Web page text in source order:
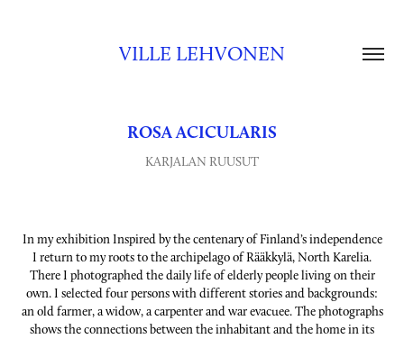
VILLE LEHVONEN
ROSA ACICULARIS
KARJALAN RUUSUT
In my exhibition Inspired by the centenary of Finland’s independence
I return to my roots to the archipelago of Rääkkylä, North Karelia.
There I photographed the daily life of elderly people living on their
own. I selected four persons with different stories and backgrounds:
an old farmer, a widow, a carpenter and war evacuee. The photographs
shows the connections between the inhabitant and the home in its